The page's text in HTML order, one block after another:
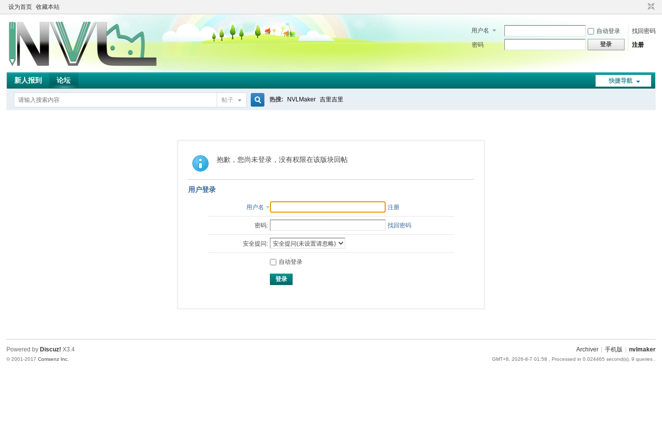
设为首页 收藏本站
用户名 自动登录
找回密码
密码
登录 注册
快捷导航
新人报到 论坛
帖子
索
热搜: NVLMaker 吉里吉里
抱歉，您尚未登录，没有权限在该版块回帖
用户登录
用户名 注册
密码: 找回密码
安全提问:
自动登录
登录
Archiver 手机版 nvlmaker
GMT+8, 2026-8-7 01:58 , Processed in 0.024465 second(s), 9 queries .
Powered by Discuz! X3.4
© 2001-2017Comsenz Inc.